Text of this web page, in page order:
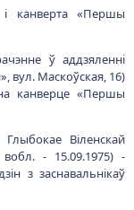
канверта «Першы
ў аддзяленні
вул. Маскоўская, 16)
канверце «Першы
Глыбокае Віленскай
вобл. - 15.09.1975) -
з заснавальнікаў